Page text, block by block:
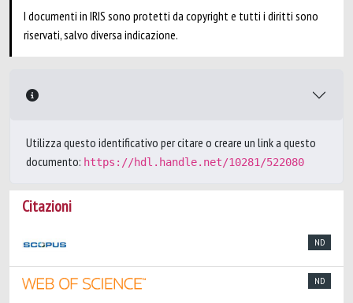
I documenti in IRIS sono protetti da copyright e tutti i diritti sono
riservati, salvo diversa indicazione.
Utilizza questo identificativo per citare o creare un link a questo
documento: https://hdl.handle.net/10281/522080
Citazioni
ND
ND